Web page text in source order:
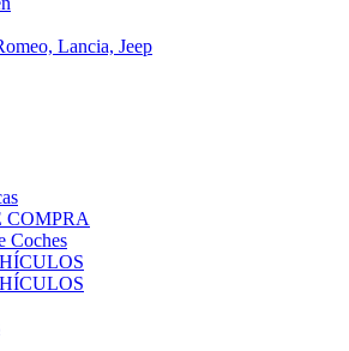
Lancia, Jeep
COMPRA
Coches